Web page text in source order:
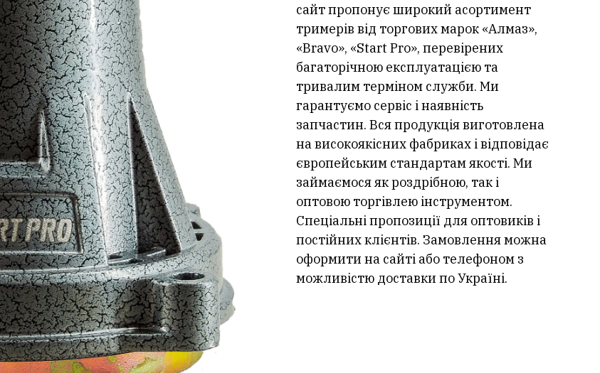
сайт пропонує широкий асортимент
тримерів від торгових марок «Алмаз»,
«Bravo», «Start Pro», перевірених
багаторічною експлуатацією та
тривалим терміном служби. Ми
гарантуємо сервіс і наявність
запчастин. Вся продукція виготовлена
на високоякісних фабриках і відповідає
європейським стандартам якості. Ми
займаємося як роздрібною, так і
оптовою торгівлею інструментом.
Спеціальні пропозиції для оптовиків і
постійних клієнтів. Замовлення можна
оформити на сайті або телефоном з
можливістю доставки по Україні.